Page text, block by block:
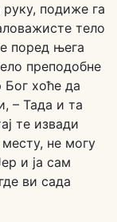
руку, подиже га
тело
поред њега
преподобне
Бог хоће да
– Тада и та
те извади
не могу
и ја сам
ви сада